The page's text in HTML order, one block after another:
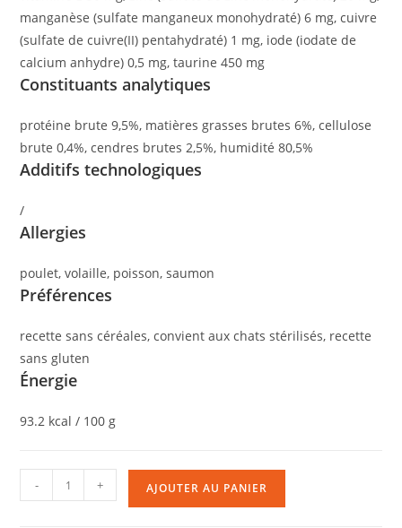
manganèse (sulfate manganeux monohydraté) 6 mg, cuivre
(sulfate de cuivre(II) pentahydraté) 1 mg, iode (iodate de
calcium anhydre) 0,5 mg, taurine 450 mg
Constituants analytiques
protéine brute 9,5%, matières grasses brutes 6%, cellulose
brute 0,4%, cendres brutes 2,5%, humidité 80,5%
Additifs technologiques
/
Allergies
poulet, volaille, poisson, saumon
Préférences
recette sans céréales, convient aux chats stérilisés, recette
sans gluten
Énergie
93.2 kcal / 100 g
- + AJOUTER AU PANIER